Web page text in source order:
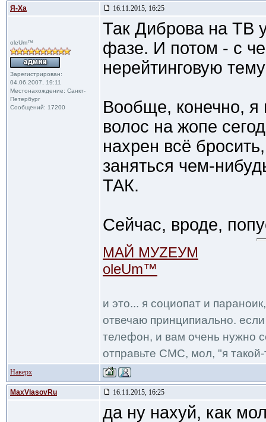
Я-Ха 16.11.2015, 16:25
oleUm™
Зарегистрирован:
04.06.2007, 19:11
Местонахождение: Санкт-
Петербург
Сообщений: 17200
Так Диброва на ТВ
фазе. И потом - с
нерейтинговую
Вообще, конечно, я
волос на жопе
нахрен всё
заняться чем-
ТАК.
Сейчас, вроде,
МАЙ МУZЕУМ
oleUm™
и это... я социопат и
отвечаю принципиально.
телефон, и вам очень нужно
отправьте СМС, мол, "я такой-
Наверх
MaxVlasovRu 16.11.2015, 16:25
да ну нахуй, как